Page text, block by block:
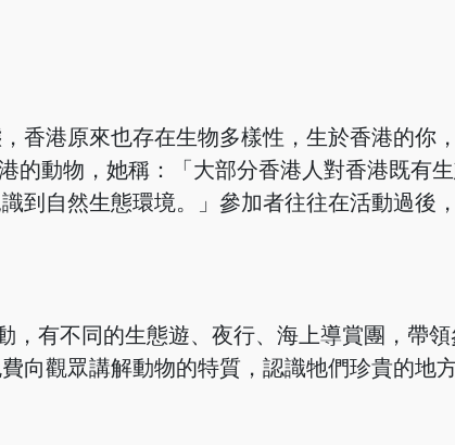
香港原來也存在生物多樣性，生於香港的你
的動物，她稱：「大部分香港人對香港既有
到自然生態環境。」參加者往往在活動過後
，有不同的生態遊、夜行、海上導賞團，帶
向觀眾講解動物的特質，認識牠們珍貴的地